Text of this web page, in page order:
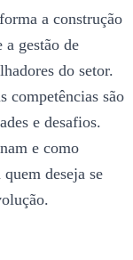
a construção
gestão de
do setor.
competências são
e desafios.
e como
deseja se